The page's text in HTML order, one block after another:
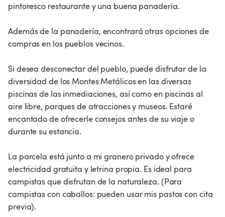
pintoresco restaurante y una buena panadería.
Además de la panadería, encontrará otras opciones de
compras en los pueblos vecinos.
Si desea desconectar del pueblo, puede disfrutar de la
diversidad de los Montes Metálicos en las diversas
piscinas de las inmediaciones, así como en piscinas al
aire libre, parques de atracciones y museos. Estaré
encantado de ofrecerle consejos antes de su viaje o
durante su estancia.
La parcela está junto a mi granero privado y ofrece
electricidad gratuita y letrina propia. Es ideal para
campistas que disfrutan de la naturaleza. (Para
campistas con caballos: pueden usar mis pastos con cita
previa).